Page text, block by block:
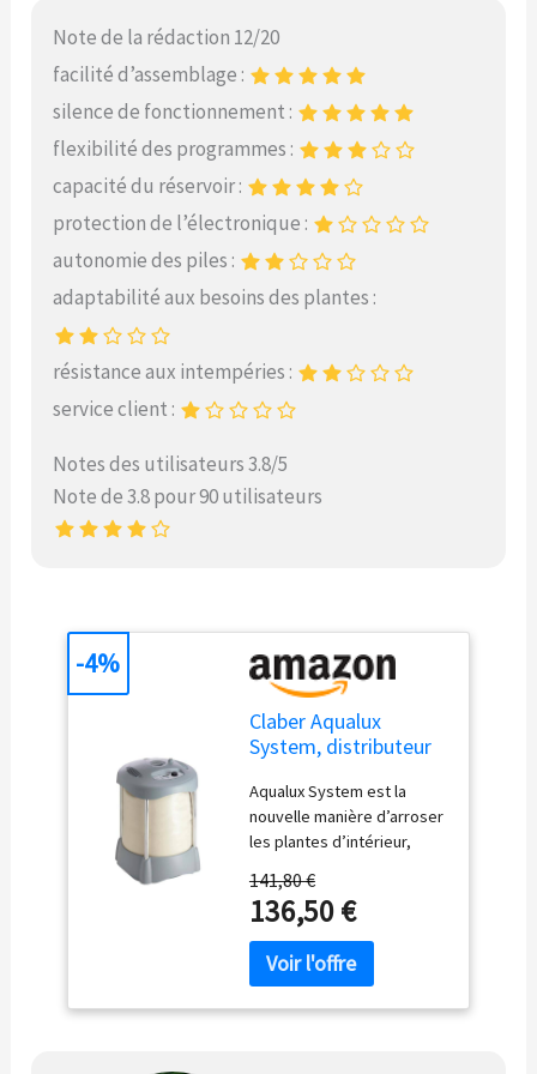
Note de la rédaction 12/20
facilité d’assemblage :
silence de fonctionnement :
flexibilité des programmes :
capacité du réservoir :
protection de l’électronique :
autonomie des piles :
adaptabilité aux besoins des plantes :
résistance aux intempéries :
service client :
Notes des utilisateurs 3.8/5
Note de 3.8 pour 90 utilisateurs
Claber Aqualux
System, distributeur
l'arrosage
Aqualux System est la
nouvelle manière d’arroser
les plantes d’intérieur,
sommes au travail ou en
vacances. Adapté aussi
bien pour les plantes
d’intérieur que pour les
terrasses et balcons. Le
système peut être
141,80 €
136,50 €
-4%